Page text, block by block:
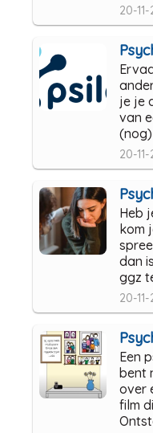
20-11-
je je
van
20-11-
Heb
kom
dan
ggz
20-11-
Een
bent
over
film